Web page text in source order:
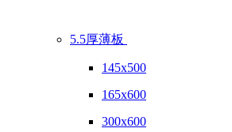
5.5厚薄板
145x500
165x600
300x600